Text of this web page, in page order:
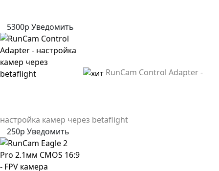
5300р Уведомить
RunCam Control Adapter -
настройка камер через betaflight
250р Уведомить